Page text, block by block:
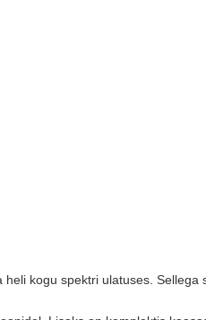
kogu spektri ulatuses. Sellega